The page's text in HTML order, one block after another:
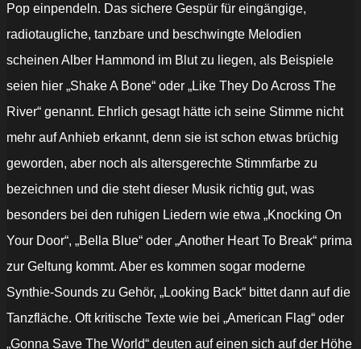
Pop einpendeln. Das sichere Gespür für eingängige,
radiotaugliche, tanzbare und beschwingte Melodien
scheinen Alber Hammond im Blut zu liegen, als Beispiele
seien hier „Shake A Bone“ oder „Like They Do Across The
River“ genannt. Ehrlich gesagt hätte ich seine Stimme nicht
mehr auf Anhieb erkannt, denn sie ist schon etwas brüchig
geworden, aber noch als altersgerechte Stimmfarbe zu
bezeichnen und die steht dieser Musik richtig gut, was
besonders bei den ruhigen Liedern wie etwa „Knocking On
Your Door“, „Bella Blue“ oder „Another Heart To Break“ prima
zur Geltung kommt. Aber es kommen sogar moderne
Synthie-Sounds zu Gehör, „Looking Back“ bittet dann auf die
Tanzfläche. Oft kritische Texte wie bei „American Flag“ oder
„Gonna Save The World“ deuten auf einen sich auf der Höhe